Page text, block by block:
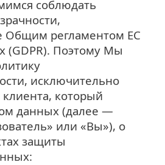
соблюдать
Общим регламентом ЕС
(GDPR). Поэтому Мы
исключительно
который
данных (далее —
или «Вы»), о
защиты